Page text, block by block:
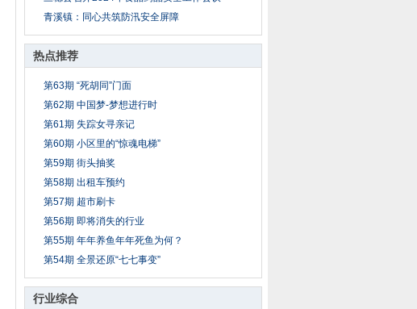
青溪镇：同心共筑防汛安全屏障
热点推荐
第63期 “死胡同”门面
第62期 中国梦-梦想进行时
第61期 失踪女寻亲记
第60期 小区里的“惊魂电梯”
第59期 街头抽奖
第58期 出租车预约
第57期 超市刷卡
第56期 即将消失的行业
第55期 年年养鱼年年死鱼为何？
第54期 全景还原“七七事变”
行业综合